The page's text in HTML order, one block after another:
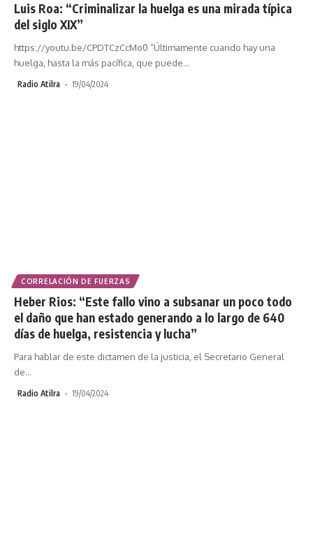
Luis Roa: “Criminalizar la huelga es una mirada típica
del siglo XIX”
https://youtu.be/CPDTCzCcMo0 “Últimamente cuando hay una
huelga, hasta la más pacífica, que puede…
Radio Atilra 19/04/2024
CORRELACIÓN DE FUERZAS
Heber Rios: “Este fallo vino a subsanar un poco todo
el daño que han estado generando a lo largo de 640
días de huelga, resistencia y lucha”
Para hablar de este dictamen de la justicia, el Secretario General
de…
Radio Atilra 19/04/2024